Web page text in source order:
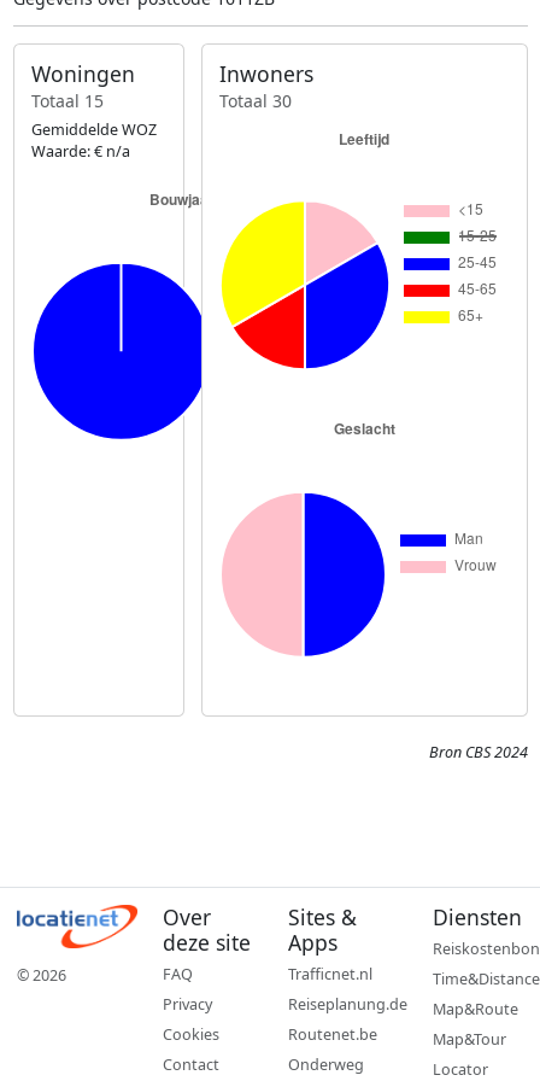
Woningen
Totaal 15
Gemiddelde WOZ
Waarde: € n/a
Inwoners
Totaal 30
Bron CBS 2024
© 2026
Over
deze site
FAQ
Privacy
Cookies
Contact
Sites &
Apps
Trafficnet.nl
Reiseplanung.de
Routenet.be
Onderweg
Diensten
Reiskostenbon
Time&Distance
Map&Route
Map&Tour
Locator